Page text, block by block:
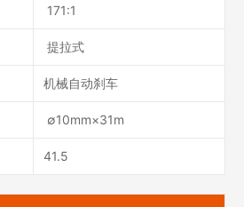
171:1
提拉式
机械自动刹车
∅10mm×31m
41.5